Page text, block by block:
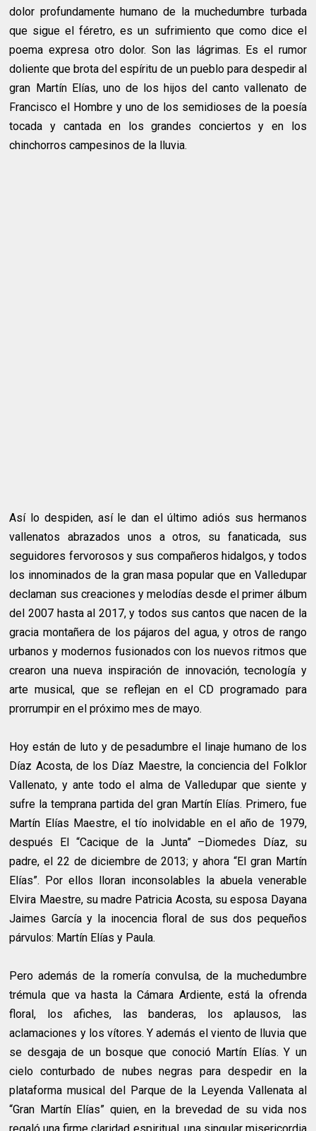
dolor profundamente humano de la muchedumbre turbada
que sigue el féretro, es un sufrimiento que como dice el
poema expresa otro dolor. Son las lágrimas. Es el rumor
doliente que brota del espíritu de un pueblo para despedir al
gran Martín Elías, uno de los hijos del canto vallenato de
Francisco el Hombre y uno de los semidioses de la poesía
tocada y cantada en los grandes conciertos y en los
chinchorros campesinos de la lluvia.
Así lo despiden, así le dan el último adiós sus hermanos
vallenatos abrazados unos a otros, su fanaticada, sus
seguidores fervorosos y sus compañeros hidalgos, y todos
los innominados de la gran masa popular que en Valledupar
declaman sus creaciones y melodías desde el primer álbum
del 2007 hasta al 2017, y todos sus cantos que nacen de la
gracia montañera de los pájaros del agua, y otros de rango
urbanos y modernos fusionados con los nuevos ritmos que
crearon una nueva inspiración de innovación, tecnología y
arte musical, que se reflejan en el CD programado para
prorrumpir en el próximo mes de mayo.
Hoy están de luto y de pesadumbre el linaje humano de los
Díaz Acosta, de los Díaz Maestre, la conciencia del Folklor
Vallenato, y ante todo el alma de Valledupar que siente y
sufre la temprana partida del gran Martín Elías. Primero, fue
Martín Elías Maestre, el tío inolvidable en el año de 1979,
después El “Cacique de la Junta” –Diomedes Díaz, su
padre, el 22 de diciembre de 2013; y ahora “El gran Martín
Elías”. Por ellos lloran inconsolables la abuela venerable
Elvira Maestre, su madre Patricia Acosta, su esposa Dayana
Jaimes García y la inocencia floral de sus dos pequeños
párvulos: Martín Elías y Paula.
Pero además de la romería convulsa, de la muchedumbre
trémula que va hasta la Cámara Ardiente, está la ofrenda
floral, los afiches, las banderas, los aplausos, las
aclamaciones y los vítores. Y además el viento de lluvia que
se desgaja de un bosque que conoció Martín Elías. Y un
cielo conturbado de nubes negras para despedir en la
plataforma musical del Parque de la Leyenda Vallenata al
“Gran Martín Elías” quien, en la brevedad de su vida nos
regaló una firme claridad espiritual, una singular misericordia